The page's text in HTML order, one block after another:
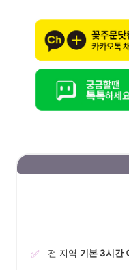
✅ 전 지역 기본 3시간